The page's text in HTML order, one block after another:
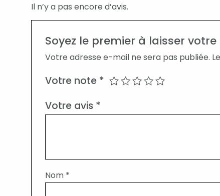
Il n’y a pas encore d’avis.
Soyez le premier à laisser
Votre adresse e-mail ne sera pas publiée.
Votre note *
Votre avis *
Nom *